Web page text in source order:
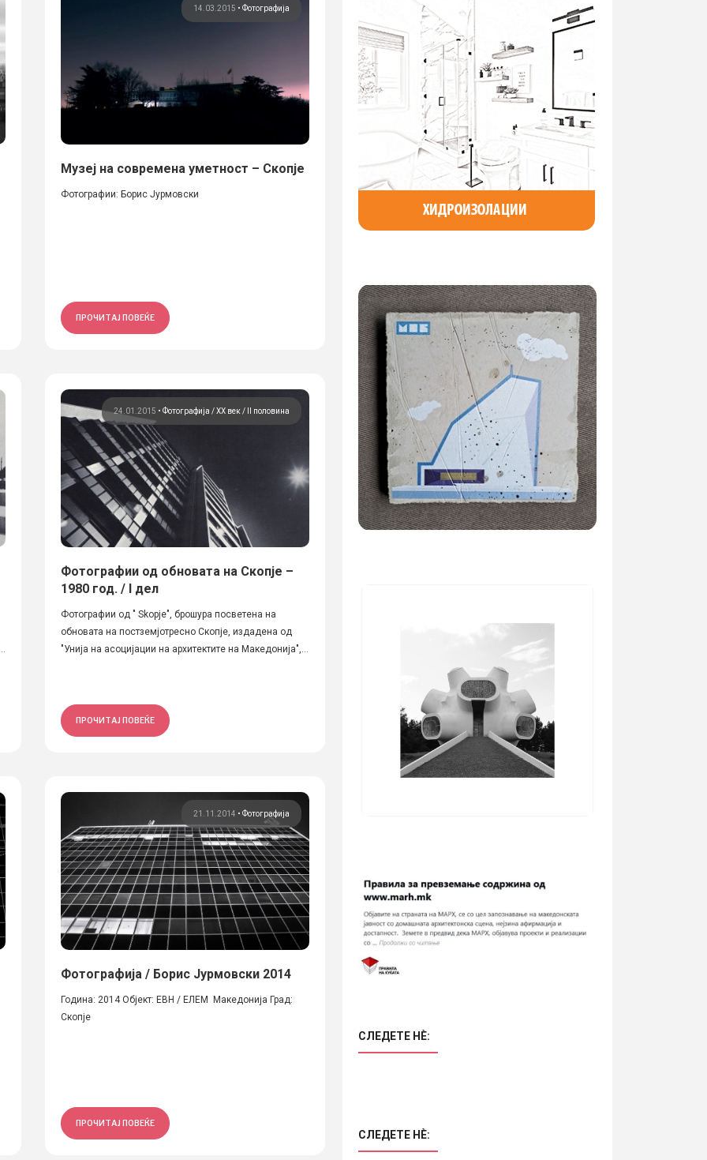
14.03.2015 • Фотографија
Музеј на современа уметност – Скопје
Фотографии: Борис Јурмовски
ПРОЧИТАЈ ПОВЕЌЕ
24.01.2015 • Фотографија ХХ век / II половина
Фотографии од обновата на Скопје –
1980 год. / I дел
Фотографии од " Skopje", брошура посветена на
обновата на постземјотресно Скопје, издадена од
"Унија на асоцијации на архитектите на Македонија",...
ПРОЧИТАЈ ПОВЕЌЕ
21.11.2014 • Фотографија
Фотографија / Борис Јурмовски 2014
Година: 2014 Објект: ЕВН / ЕЛЕМ Македонија Град:
Скопје
ПРОЧИТАЈ ПОВЕЌЕ
СЛЕДЕТЕ НÈ:
СЛЕДЕТЕ НÈ: